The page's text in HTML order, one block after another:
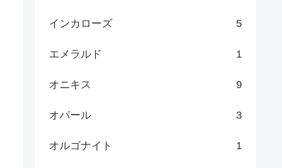
インカローズ 5
エメラルド 1
オニキス 9
オパール 3
オルゴナイト 1